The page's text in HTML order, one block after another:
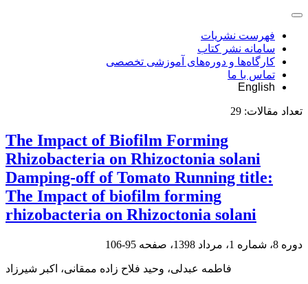
فهرست نشریات
سامانه نشر کتاب
کارگاه‌ها و دوره‌های آموزشی تخصصی
تماس با ما
English
تعداد مقالات: 29
The Impact of Biofilm Forming
Rhizobacteria on Rhizoctonia solani
Damping-off of Tomato Running title:
The Impact of biofilm forming
rhizobacteria on Rhizoctonia solani
دوره 8، شماره 1، مرداد 1398، صفحه 95-106
فاطمه عبدلی، وحید فلاح زاده ممقانی، اکبر شیرزاد